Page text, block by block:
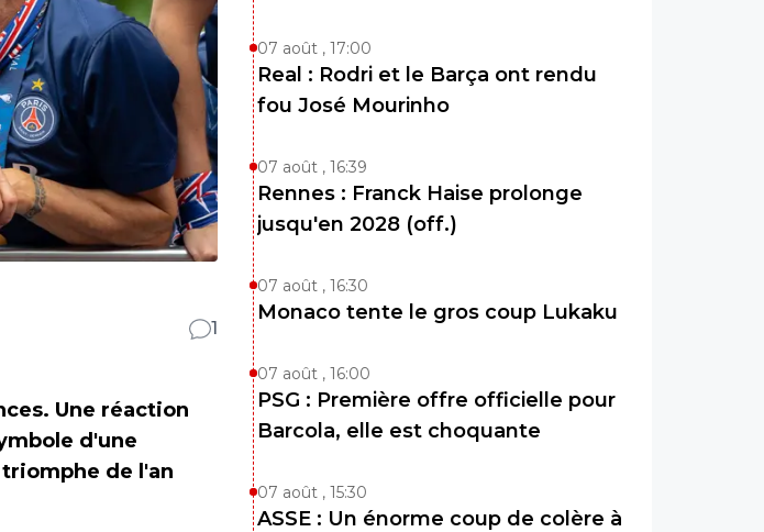
1
Une réaction
d'une
de l'an
07 août , 17:00
Real : Rodri et le Barça ont rendu
fou José Mourinho
07 août , 16:39
Rennes : Franck Haise prolonge
jusqu'en 2028 (off.)
07 août , 16:30
Monaco tente le gros coup Lukaku
07 août , 16:00
PSG : Première offre officielle pour
Barcola, elle est choquante
07 août , 15:30
ASSE : Un énorme coup de colère à